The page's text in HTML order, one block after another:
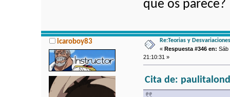
que os parece?
icaroboy83
Re:Teorias y
«Respuesta #346 en: Sáb
21:10:31 »
Cita de: